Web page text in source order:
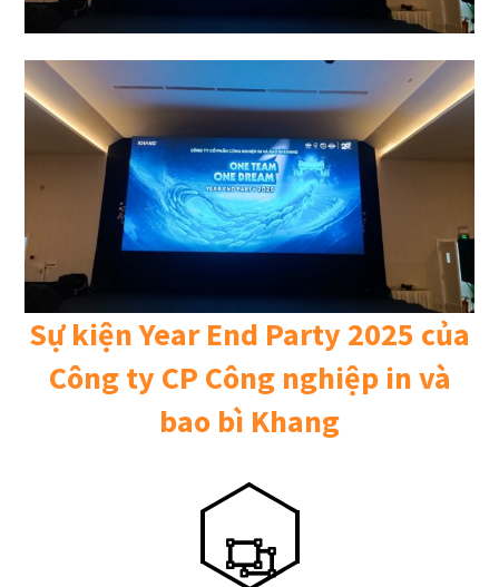
Sự kiện Year End Party 2025 của
Công ty CP Công nghiệp in và
bao bì Khang